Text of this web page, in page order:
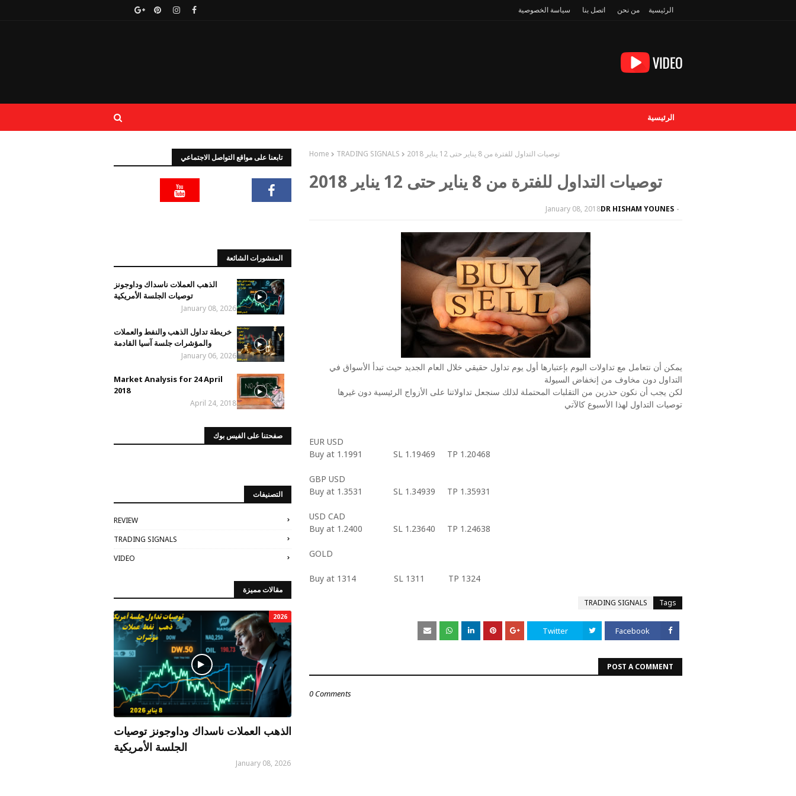
الرئيسية من نحن اتصل بنا سياسة الخصوصية
الرئيسية
Home TRADING SIGNALS توصيات التداول للفترة من 8 يناير حتى 12 يناير 2018
توصيات التداول للفترة من 8 يناير حتى 12 يناير 2018
DR HISHAM YOUNES
January 08, 2018
يمكن أن نتعامل مع تداولات اليوم بإعتبارها أول يوم تداول حقيقي خلال العام الجديد حيث تبدأ الأسواق في
التداول دون مخاوف من إنخفاض السيولة
لكن يجب أن نكون حذرين من التقلبات المحتملة لذلك سنجعل تداولاتنا على الأزواج الرئيسية دون غيرها
توصيات التداول لهذا الأسبوع كالآتي
EUR USD
Buy at 1.1991 SL 1.19469 TP 1.20468
GBP USD
Buy at 1.3531 SL 1.34939 TP 1.35931
USD CAD
Buy at 1.2400 SL 1.23640 TP 1.24638
GOLD
Buy at 1314 SL 1311 TP 1324
Tags
TRADING SIGNALS
Facebook
Twitter
POST A COMMENT
0 Comments
تابعنا على مواقع التواصل الاجتماعي
المنشورات الشائعة
الذهب العملات ناسداك وداوجونز
توصيات الجلسة الأمريكية
January 08, 2026
خريطة تداول الذهب والنفط والعملات
والمؤشرات جلسة آسيا القادمة
January 06, 2026
Market Analysis for 24 April
2018
April 24, 2018
صفحتنا على الفيس بوك
التصنيفات
REVIEW
TRADING SIGNALS
VIDEO
مقالات مميزة
2026
الذهب العملات ناسداك وداوجونز توصيات
الجلسة الأمريكية
January 08, 2026